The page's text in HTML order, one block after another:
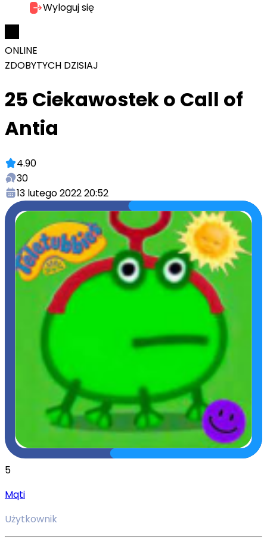
Wyloguj się
ONLINE
ZDOBYTYCH DZISIAJ
25 Ciekawostek o Call of
Antia
4.90
30
13 lutego 2022 20:52
5
Mqti
Użytkownik